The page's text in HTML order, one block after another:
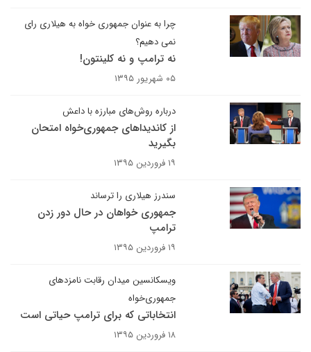
چرا به عنوان جمهوری‌ خواه به هیلاری رای
نمی دهیم؟
نه ترامپ و نه کلینتون!
۰۵ شهریور ۱۳۹۵
درباره روش‌های مبارزه با داعش
از کاندیداهای جمهوری‌خواه امتحان
بگیرید
۱۹ فروردین ۱۳۹۵
سندرز هیلاری را ترساند
جمهوری خواهان در حال دور زدن
ترامپ
۱۹ فروردین ۱۳۹۵
ویسکانسین میدان رقابت نامزدهای
جمهوری‌خواه
انتخاباتی که برای ترامپ حیاتی است
۱۸ فروردین ۱۳۹۵